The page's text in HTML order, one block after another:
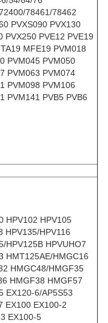
78461/78462
PVXS090 PVX130
PVX250 PVE12 PVE19
MFE19 PVM018
PVM045 PVM050
PVM063 PVM074
PVM098 PVM106
PVM141 PVB5 PVB6
HPV102 HPV105
HPV135/HPV116
HPV125B HPVUHO7
HMT125AE/HMGC16
HMGC48/HMGF35
HMGF38 HMGF57
EX120-6/AP5S53
EX100 EX100-2
EX100-5